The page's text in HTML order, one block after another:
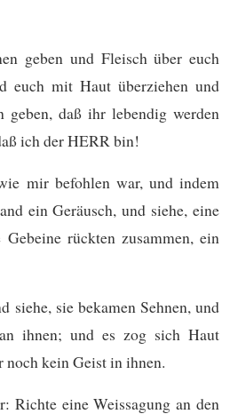
geben und Fleisch über euch
euch mit Haut überziehen und
geben, daß ihr lebendig werden
ich der HERR bin!
mir befohlen war, und indem
ein Geräusch, und siehe, eine
rückten zusammen, ein
siehe, sie bekamen Sehnen, und
ihnen; und es zog sich Haut
noch kein Geist in ihnen.
Richte eine Weissagung an den